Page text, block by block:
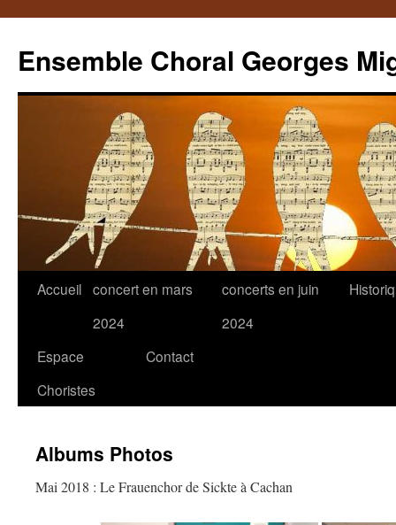
Ensemble Choral Georges
Aller
contenu
Accueil concert en mars
2024
concerts en juin
2024
Espace
Choristes
Contact
Albums Photos
Mai 2018 : Le Frauenchor de Sickte à Cachan